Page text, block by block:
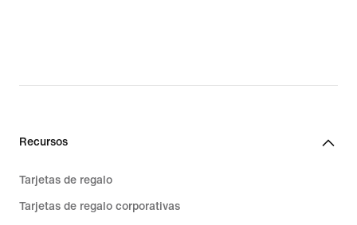
Recursos
Tarjetas de regalo
Tarjetas de regalo corporativas